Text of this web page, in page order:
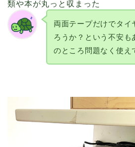
類や本が丸っと収まった
両面テープだけでタイ
ろうか？という不安も
のところ問題なく使え